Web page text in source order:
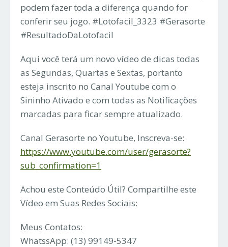
podem fazer toda a diferença quando for
conferir seu jogo. #Lotofacil_3323 #Gerasorte
#ResultadoDaLotofacil
Aqui você terá um novo vídeo de dicas todas
as Segundas, Quartas e Sextas, portanto
esteja inscrito no Canal Youtube com o
Sininho Ativado e com todas as Notificações
marcadas para ficar sempre atualizado.
Canal Gerasorte no Youtube, Inscreva-se:
https://www.youtube.com/user/gerasorte?
sub_confirmation=1
Achou este Conteúdo Útil? Compartilhe este
Vídeo em Suas Redes Sociais:
Meus Contatos:
WhatssApp: (13) 99149-5347